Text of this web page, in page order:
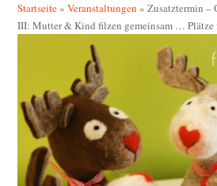
Startseite»Veranstaltungen »Zusatztermin –
III: Mutter & Kind filzen gemeinsam … Plätze